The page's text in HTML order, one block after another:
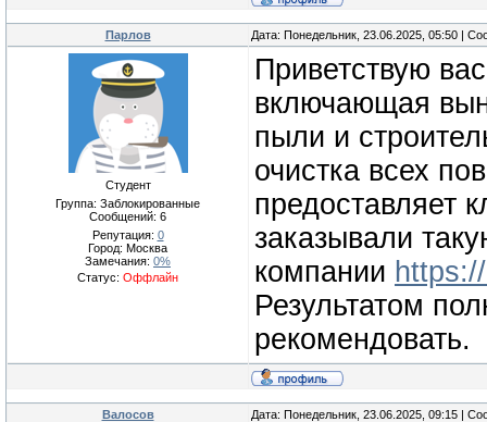
Парлов Дата: Понедельник, 23.06.2025, 05:50 |
Студент
Группа: Заблокированные
Сообщений: 6
Репутация: 0
Город: Москва
Замечания: 0%
Статус: Оффлайн
Приветствую
включающая
пыли и
очистка всех
предоставляет
заказывали
компании
Результатом
рекомендовать.
Валосов Дата: Понедельник, 23.06.2025, 09:15 |